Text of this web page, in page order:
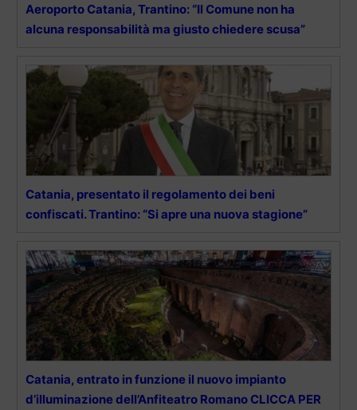
Aeroporto Catania, Trantino: “Il Comune non ha
alcuna responsabilità ma giusto chiedere scusa”
Catania, presentato il regolamento dei beni
confiscati. Trantino: “Si apre una nuova stagione”
Catania, entrato in funzione il nuovo impianto
d’illuminazione dell’Anfiteatro Romano CLICCA PER